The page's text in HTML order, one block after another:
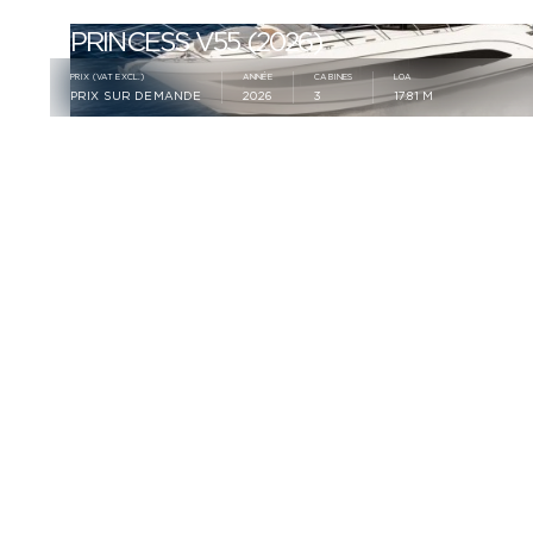
Année De Construction
PRINCESS V55 (2026)
PRIX (VAT EXCL.)
PRIX SUR DEMANDE
ANNÉE
2026
CABINES
3
LOA
17.81 M